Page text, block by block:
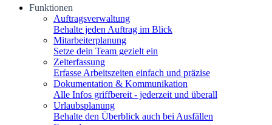
Funktionen
Auftragsverwaltung
Behalte jeden Auftrag im Blick
Mitarbeiterplanung
Setze dein Team gezielt ein
Zeiterfassung
Erfasse Arbeitszeiten einfach und präzise
Dokumentation & Kommunikation
Alle Infos griffbereit - jederzeit und überall
Urlaubsplanung
Behalte den Überblick auch bei Ausfällen